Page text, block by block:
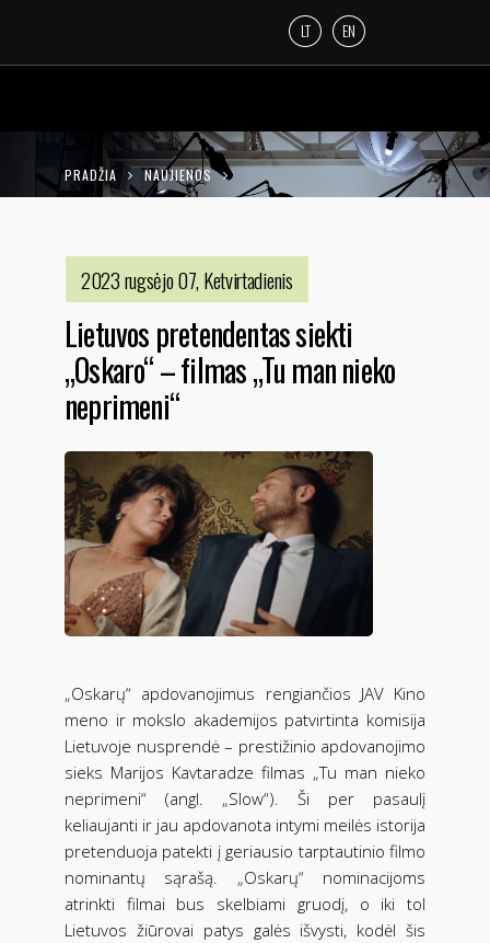
LT EN
PRADŽIA NAUJIENOS
– FILMAS „TU MAN NIEKO NEPRIMENI“
2023 rugsėjo 07, Ketvirtadienis
Lietuvos pretendentas siekti
„Oskaro“ – filmas „Tu man nieko
neprimeni“
„Oskarų“ apdovanojimus rengiančios JAV Kino
meno ir mokslo akademijos patvirtinta komisija
Lietuvoje nusprendė – prestižinio apdovanojimo
sieks Marijos Kavtaradze filmas „Tu man nieko
neprimeni“ (angl. „Slow“). Ši per pasaulį
keliaujanti ir jau apdovanota intymi meilės istorija
pretenduoja patekti į geriausio tarptautinio filmo
nominantų sąrašą. „Oskarų“ nominacijoms
atrinkti filmai bus skelbiami gruodį, o iki tol
Lietuvos žiūrovai patys galės išvysti, kodėl šis